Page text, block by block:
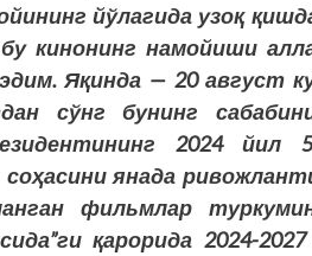
йўлагида узоқ
кинонинг намойиши
Яқинда — 20 август
сўнг бунинг
2024 йил
янада
фильмлар
қарорида 2024-